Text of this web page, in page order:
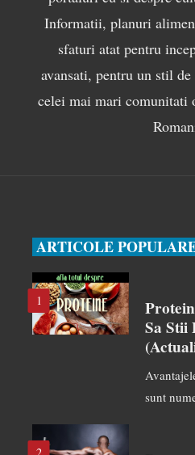
Informatii, planuri
sfaturi atat pentru
avansati, pentru un stil
celei mai mari comunitati
ARTICOLE
1
Sa Stii
sunt